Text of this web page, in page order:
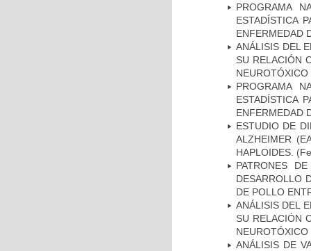
PROGRAMA
ESTADÍSTICA
ENFERMEDAD
ANÁLISIS DEL
SU RELACIÓN
NEUROTÓXICO
PROGRAMA
ESTADÍSTICA
ENFERMEDAD
ESTUDIO DE
ALZHEIMER
HAPLOIDES.
PATRONES
DESARROLLO
DE POLLO
ANÁLISIS DEL
SU RELACIÓN
NEUROTÓXICO
ANÁLISIS DE